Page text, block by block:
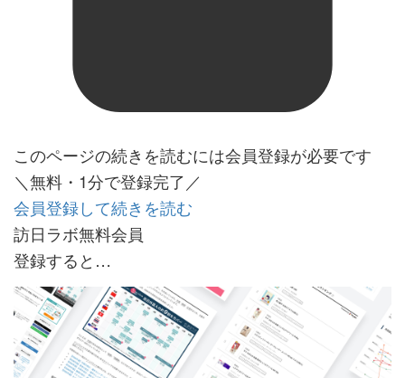
このページの続きを読むには会員登録が必要です
＼無料・1分で登録完了／
会員登録して続きを読む
訪日ラボ無料会員
登録すると…